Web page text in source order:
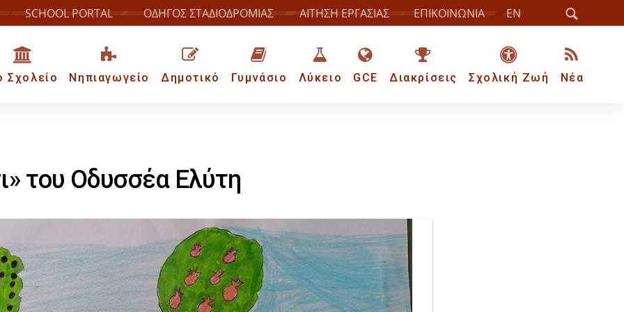
SCHOOL PORTAL ΟΔΗΓΟΣ ΣΤΑΔΙΟΔΡΟΜΙΑΣ ΑΙΤΗΣΗ ΕΡΓΑΣΙΑΣ ΕΠΙΚΟΙΝΩΝΙΑ EN
Σχολείο Νηπιαγωγείο Δημοτικό Γυμνάσιο Λύκειο GCE Διακρίσεις Σχολική Ζωή Νέα
του Οδυσσέα Ελύτη